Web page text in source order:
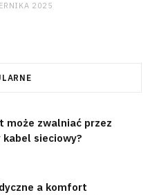
2025
może zwalniać przez
kabel sieciowy?
a komfort